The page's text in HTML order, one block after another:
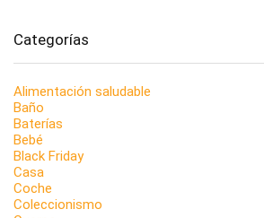
Categorías
Alimentación saludable
Baño
Baterías
Bebé
Black Friday
Casa
Coche
Coleccionismo